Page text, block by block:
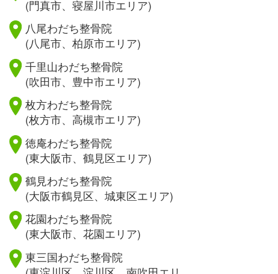
(門真市、寝屋川市エリア)
八尾わだち整骨院
(八尾市、柏原市エリア)
千里山わだち整骨院
(吹田市、豊中市エリア)
枚方わだち整骨院
(枚方市、高槻市エリア)
徳庵わだち整骨院
(東大阪市、鶴見区エリア)
鶴見わだち整骨院
(大阪市鶴見区、城東区エリア)
花園わだち整骨院
(東大阪市、花園エリア)
東三国わだち整骨院